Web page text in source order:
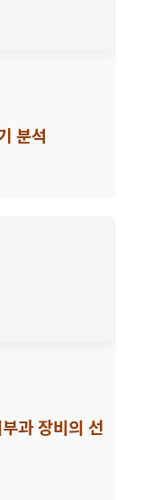
분석
과 장비의 선